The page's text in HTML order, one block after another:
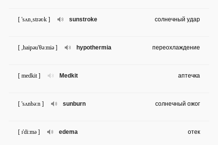
sunstroke
[ 'sʌn‚strəʋk ] солнечный удар
hypothermia
[ ,haipəu'θə:miə ] переохлаждение
Medkit
[ medkit ] аптечка
sunburn
[ 'sʌnbə:n ] солнечный ожог
edema
[ ɪ'di:mə ] отек